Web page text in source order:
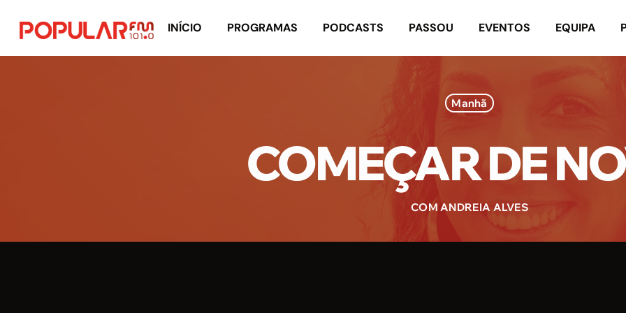
INÍCIO PROGRAMAS PODCASTS PASSOU EVENTOS EQUIPA
Manhã
COMEÇAR DE
COM ANDREIA ALVES